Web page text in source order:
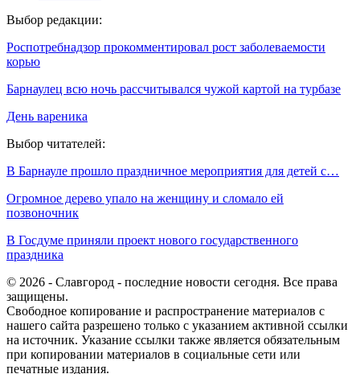
Выбор редакции:
Роспотребнадзор прокомментировал рост заболеваемости
корью
Барнаулец всю ночь рассчитывался чужой картой на турбазе
День вареника
Выбор читателей:
В Барнауле прошло праздничное мероприятия для детей с…
Огромное дерево упало на женщину и сломало ей
позвоночник
В Госдуме приняли проект нового государственного
праздника
© 2026 - Славгород - последние новости сегодня. Все права
защищены.
Свободное копирование и распространение материалов с
нашего сайта разрешено только с указанием активной ссылки
на источник. Указание ссылки также является обязательным
при копировании материалов в социальные сети или
печатные издания.